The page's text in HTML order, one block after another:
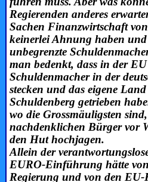
Regierenden anderes
Sachen Finanzwirtschaft
keinerlei Ahnung haben
unbegrenzte
man bedenkt, dass in der
Schuldenmacher in der
stecken und das eigene
Schuldenberg getrieben
wo die Grossmäuligsten
nachdenklichen Bürger vor
den Hut hochjagen.
Allein der
EURO-Einführung hätte
Regierung und von den